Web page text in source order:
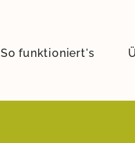
So funktioniert's